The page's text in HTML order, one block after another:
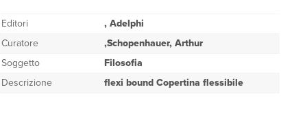
Editori
, Adelphi
Curatore
,Schopenhauer, Arthur
Soggetto
Filosofia
Descrizione
flexi bound Copertina flessibile